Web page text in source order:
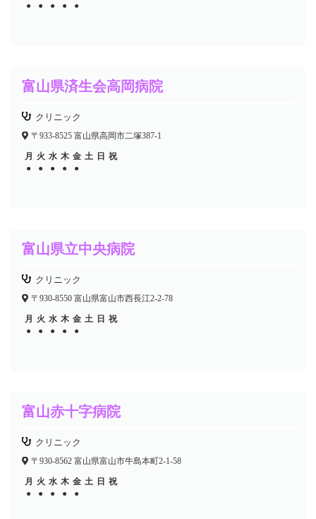
●
● ● ● ●
富山県済生会高岡病院
クリニック
〒933-8525 富山県高岡市二塚387-1
月 火 水 木 金 土 日 祝
●
● ● ● ●
富山県立中央病院
クリニック
〒930-8550 富山県富山市西長江2-2-78
月 火 水 木 金 土 日 祝
●
● ● ● ●
富山赤十字病院
クリニック
〒930-8562 富山県富山市牛島本町2-1-58
月 火 水 木 金 土 日 祝
●
● ● ● ●